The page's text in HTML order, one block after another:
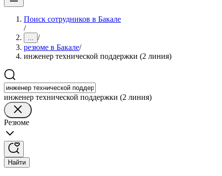
Поиск сотрудников в Бакале
/
... /
резюме в Бакале/
инженер технической поддержки (2 линия)
инженер технической поддержки (2 линия)
Резюме
Найти